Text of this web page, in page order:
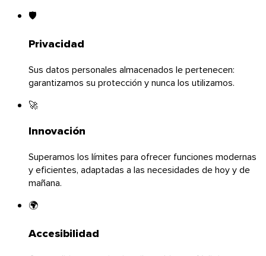
🛡️
Privacidad
Sus datos personales almacenados le pertenecen:
garantizamos su protección y nunca los utilizamos.
🚀
Innovación
Superamos los límites para ofrecer funciones modernas
y eficientes, adaptadas a las necesidades de hoy y de
mañana.
🌍
Accesibilidad